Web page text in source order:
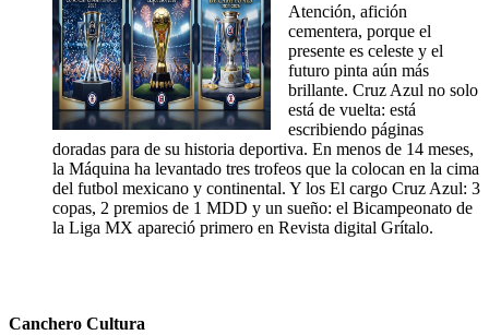
Atención, afición
cementera, porque el
presente es celeste y el
futuro pinta aún más
brillante. Cruz Azul no solo
está de vuelta: está
escribiendo páginas
doradas para de su historia deportiva. En menos de 14 meses,
la Máquina ha levantado tres trofeos que la colocan en la cima
del futbol mexicano y continental. Y los El cargo Cruz Azul: 3
copas, 2 premios de 1 MDD y un sueño: el Bicampeonato de
la Liga MX apareció primero en Revista digital Grítalo.
Canchero Cultura